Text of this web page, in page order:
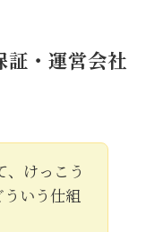
証・運営会社
、けっこう
いう仕組